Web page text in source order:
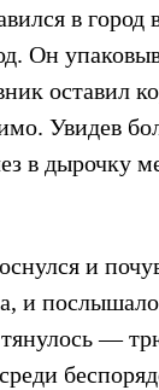
в город
Он
оставил
Увидев
в дырочку
и
и
тянулось —